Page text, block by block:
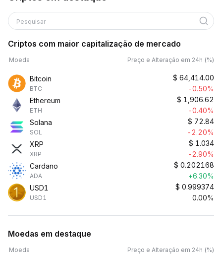
Pesquisar
Criptos com maior capitalização de mercado
Moeda Preço e Alteração em 24h (%)
Bitcoin
BTC
$ 64,414.00
-0.50%
Ethereum
ETH
$ 1,906.62
-0.40%
Solana
SOL
$ 72.84
-2.20%
XRP
XRP
$ 1.034
-2.90%
Cardano
ADA
$ 0.202168
+6.30%
USD1
USD1
$ 0.999374
0.00%
Moedas em destaque
Moeda Preço e Alteração em 24h (%)